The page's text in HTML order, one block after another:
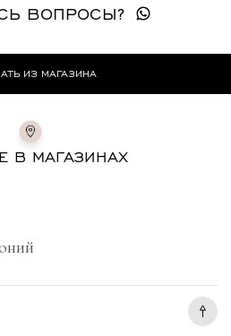
ВОПРОСЫ?
ИЗ МАГАЗИНА
В МАГАЗИНАХ